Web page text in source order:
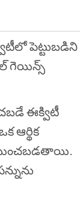
పెట్టుబడిని
గెయిన్స్
ఈక్విటీ
ఆర్థిక